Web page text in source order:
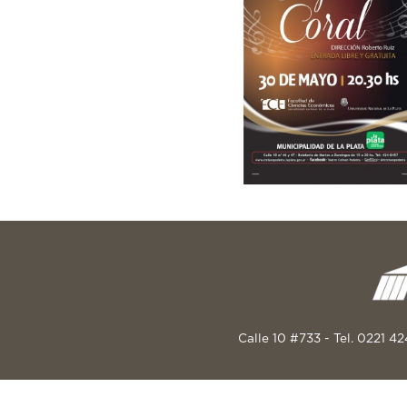
Calle 10 #733 - Tel. 0221